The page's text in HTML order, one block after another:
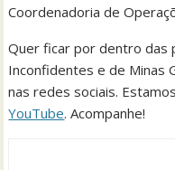
Coordenadoria de
Quer ficar por dentro das
Inconfidentes e de Minas
nas redes sociais.
YouTube. Acompanhe!